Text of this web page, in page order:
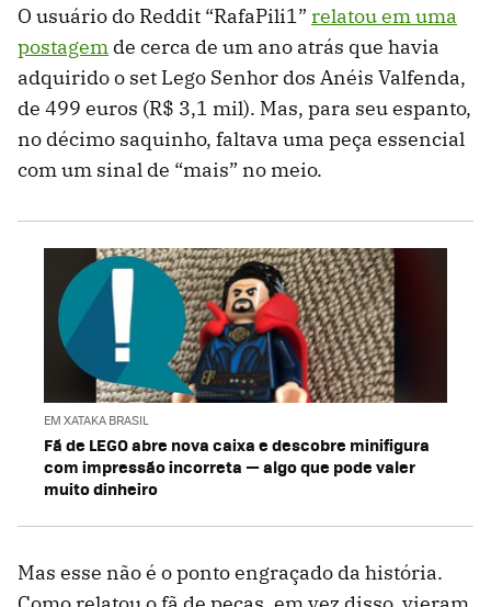
O usuário do Reddit “RafaPili1” relatou em uma
postagem de cerca de um ano atrás que havia
adquirido o set Lego Senhor dos Anéis Valfenda,
de 499 euros (R$ 3,1 mil). Mas, para seu espanto,
no décimo saquinho, faltava uma peça essencial
com um sinal de “mais” no meio.
EM XATAKA BRASIL
Fã de LEGO abre nova caixa e descobre minifigura
com impressão incorreta — algo que pode valer
muito dinheiro
Mas esse não é o ponto engraçado da história.